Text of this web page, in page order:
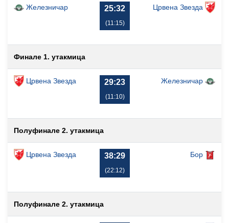
Железничар 25:32
(11:15)
Црвена Звезда
Финале 1. утакмица
Црвена Звезда 29:23
(11:10)
Железничар
Полуфинале 2. утакмица
Црвена Звезда 38:29
(22:12)
Бор
Полуфинале 2. утакмица